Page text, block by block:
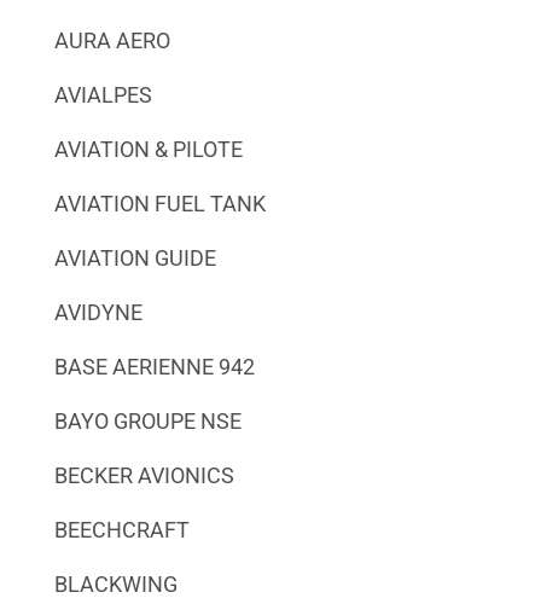
AURA AERO
AVIALPES
AVIATION & PILOTE
AVIATION FUEL TANK
AVIATION GUIDE
AVIDYNE
BASE AERIENNE 942
BAYO GROUPE NSE
BECKER AVIONICS
BEECHCRAFT
BLACKWING